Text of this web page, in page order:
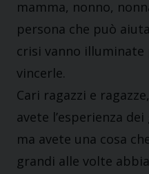
mamma, nonno,
persona che può
crisi vanno illuminate
vincerle.
Cari ragazzi e
avete l’esperienza
ma avete una cosa
grandi alle volte